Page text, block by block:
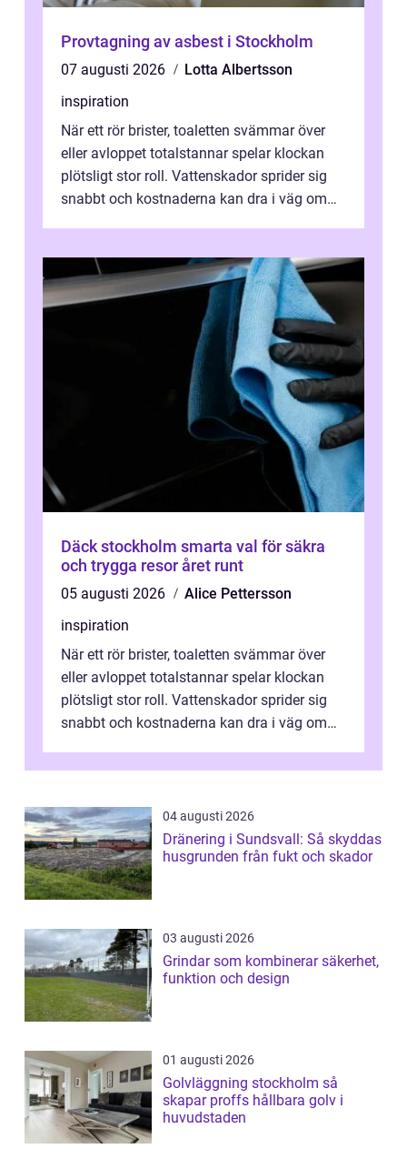
Provtagning av asbest i Stockholm
07 augusti 2026
Lotta Albertsson
inspiration
När ett rör brister, toaletten svämmar över
eller avloppet totalstannar spelar klockan
plötsligt stor roll. Vattenskador sprider sig
snabbt och kostnaderna kan dra i väg om
Däck stockholm smarta val för säkra
och trygga resor året runt
05 augusti 2026
Alice Pettersson
inspiration
När ett rör brister, toaletten svämmar över
eller avloppet totalstannar spelar klockan
plötsligt stor roll. Vattenskador sprider sig
snabbt och kostnaderna kan dra i väg om
04 augusti 2026
Dränering i Sundsvall: Så skyddas
husgrunden från fukt och skador
03 augusti 2026
Grindar som kombinerar säkerhet,
funktion och design
01 augusti 2026
Golvläggning stockholm så
skapar proffs hållbara golv i
huvudstaden